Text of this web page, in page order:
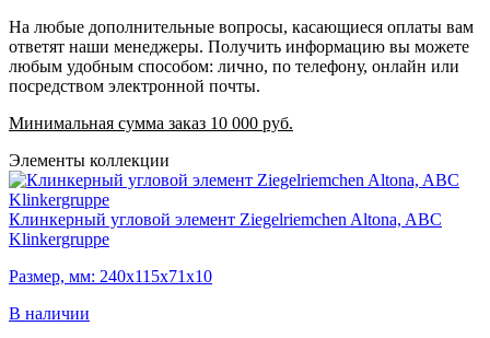
На любые дополнительные вопросы, касающиеся оплаты вам
ответят наши менеджеры. Получить информацию вы можете
любым удобным способом: лично, по телефону, онлайн или
посредством электронной почты.
Минимальная сумма заказ 10 000 руб.
Элементы коллекции
Клинкерный угловой элемент Ziegelriemchen Altona, ABC
Klinkergruppe
Размер, мм: 240х115х71х10
В наличии